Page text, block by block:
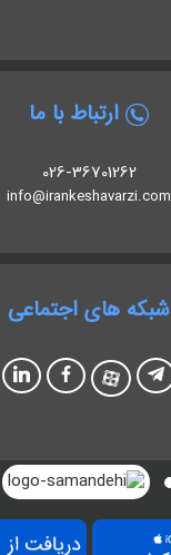
ارتباط با ما
026-36701262
info@irankeshavarzi.com
شبکه های اجتماعی